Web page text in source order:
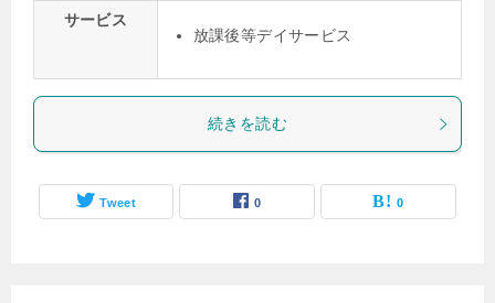
サービス
放課後等デイサービス
続きを読む
Tweet 0 0